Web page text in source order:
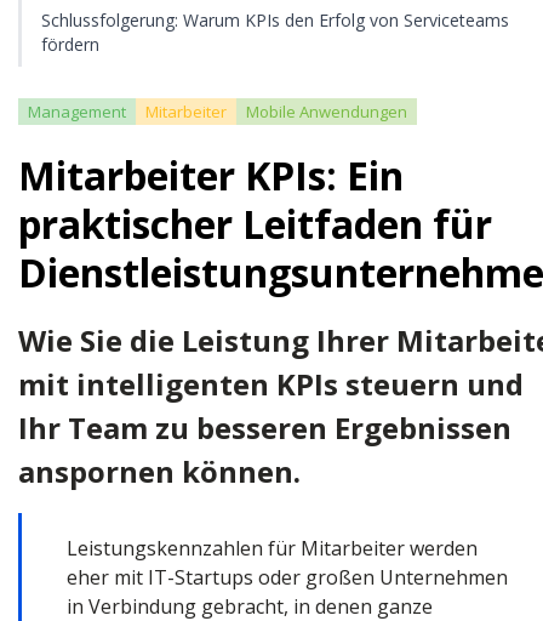
Schlussfolgerung: Warum KPIs den Erfolg von Serviceteams
fördern
Management Mitarbeiter Mobile Anwendungen
Mitarbeiter KPIs: Ein
praktischer Leitfaden für
Wie Sie die Leistung Ihrer
mit intelligenten KPIs steuern und
Ihr Team zu besseren Ergebnissen
anspornen können.
Leistungskennzahlen für Mitarbeiter werden
eher mit IT-Startups oder großen Unternehmen
in Verbindung gebracht, in denen ganze